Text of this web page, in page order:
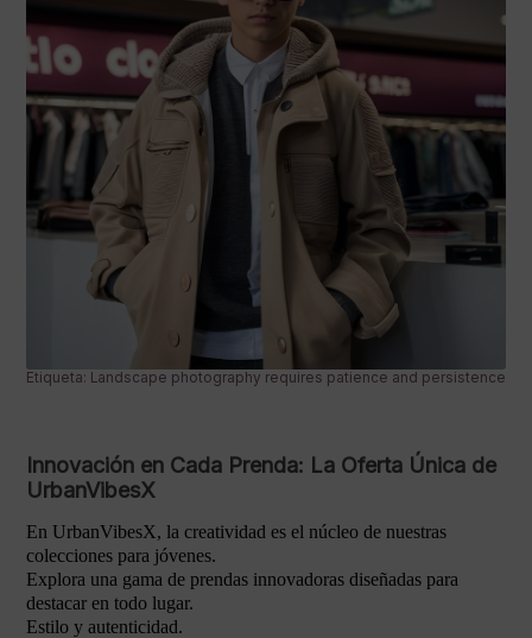
Etiqueta: Landscape photography requires patience and persistence
Innovación en Cada Prenda: La Oferta Única de
UrbanVibesX
En UrbanVibesX, la creatividad es el núcleo de nuestras
colecciones para jóvenes.
Explora una gama de prendas innovadoras diseñadas para
destacar en todo lugar.
Estilo y autenticidad.